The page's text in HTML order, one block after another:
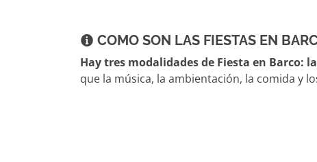
COMO SON LAS FIESTAS EN
Hay tres modalidades de Fiesta en Barco:
que la música, la ambientación, la comida y